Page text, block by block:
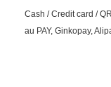
Cash / Credit card /
au PAY, Ginkopay,